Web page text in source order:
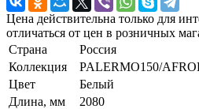
Цена действительна только для
отличаться от цен в розничных
Страна
Россия
Коллекция
PALERMO150/
Цвет
Белый
Длина, мм
2080